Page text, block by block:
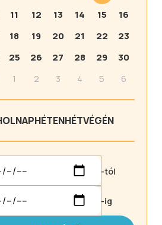
11 12 13 14 15
16
18 19 20 21 22
23
25 26 27 28 29
30
1 2 3 4 5 6
HÉTENHÉTVÉGÉN
-tól
-ig